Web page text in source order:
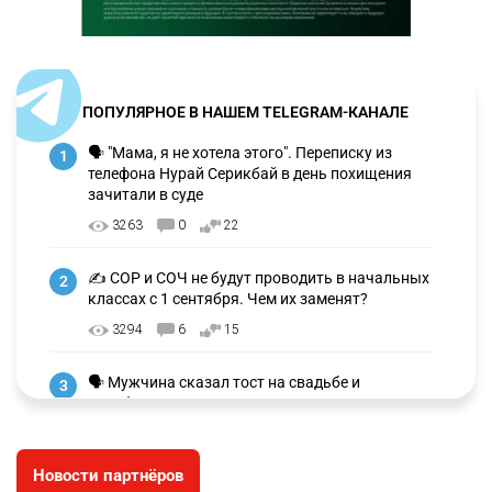
ПОПУЛЯРНОЕ В НАШЕМ TELEGRAM-КАНАЛЕ
1
🗣 "Мама, я не хотела этого". Переписку из
телефона Нурай Серикбай в день похищения
зачитали в суде
3263 0 22
2
✍️ СОР и СОЧ не будут проводить в начальных
классах с 1 сентября. Чем их заменят?
3294 6 15
3
🗣 Мужчина сказал тост на свадьбе и
заработал уголовное дело
🐏 Скота больше, а мясо дороже. Почему в
Новости партнёров